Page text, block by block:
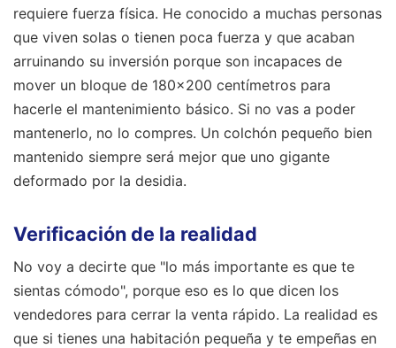
requiere fuerza física. He conocido a muchas personas
que viven solas o tienen poca fuerza y que acaban
arruinando su inversión porque son incapaces de
mover un bloque de 180x200 centímetros para
hacerle el mantenimiento básico. Si no vas a poder
mantenerlo, no lo compres. Un colchón pequeño bien
mantenido siempre será mejor que uno gigante
deformado por la desidia.
Verificación de la realidad
No voy a decirte que "lo más importante es que te
sientas cómodo", porque eso es lo que dicen los
vendedores para cerrar la venta rápido. La realidad es
que si tienes una habitación pequeña y te empeñas en